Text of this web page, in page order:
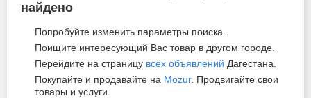
найдено
Попробуйте изменить параметры поиска.
Поищите интересующий Вас товар в другом городе.
Перейдите на страницу всех объявлений Дагестана.
Покупайте и продавайте на Mozur. Продвигайте свои
товары и услуги.